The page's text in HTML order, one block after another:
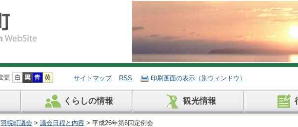
サイトマップ RSS 印刷画面の表示（別ウィンドウ）
くらしの情報 観光情報
羽幌町議会 > 議会日程と内容> 平成26年第6回定例会